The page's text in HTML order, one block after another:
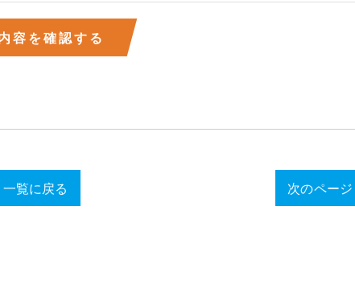
一覧に戻る 次のページ